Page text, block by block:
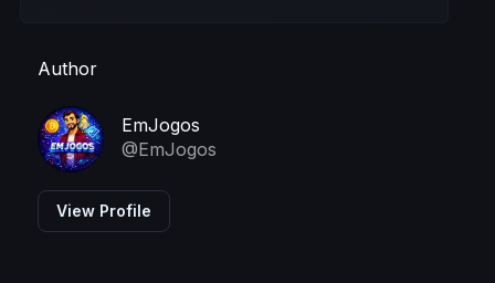
Author
EmJogos
@EmJogos
View Profile